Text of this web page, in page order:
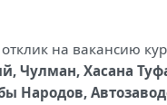
на вакансию
Чулман, Хасана
Народов,